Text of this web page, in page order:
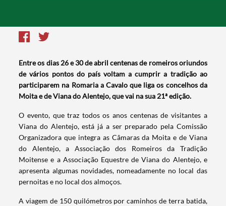
Entre os dias 26 e 30 de abril centenas de romeiros oriundos
de vários pontos do país voltam a cumprir a tradição ao
participarem na Romaria a Cavalo que liga os concelhos da
Moita e de Viana do Alentejo, que vai na sua 21ª edição.
O evento, que traz todos os anos centenas de visitantes a
Viana do Alentejo, está já a ser preparado pela Comissão
Organizadora que integra as Câmaras da Moita e de Viana
do Alentejo, a Associação dos Romeiros da Tradição
Moitense e a Associação Equestre de Viana do Alentejo, e
apresenta algumas novidades, nomeadamente no local das
pernoitas e no local dos almoços.
A viagem de 150 quilómetros por caminhos de terra batida,